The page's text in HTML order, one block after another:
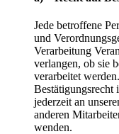
Jede betroffene
und
Verarbeitung
verlangen, ob sie
verarbeitet
Bestätigungsrecht
jederzeit an
anderen
wenden.